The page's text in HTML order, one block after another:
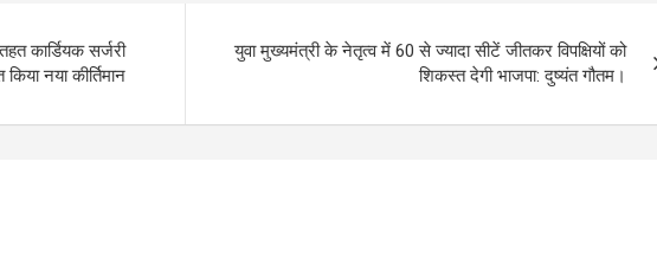
कार्डियक सर्जरी
नया कीर्तिमान
युवा मुख्यमंत्री के नेतृत्व में 60 से ज्यादा सीटें जीतकर विपक्षियों को
शिकस्त देगी भाजपा: दुष्यंत गौतम।